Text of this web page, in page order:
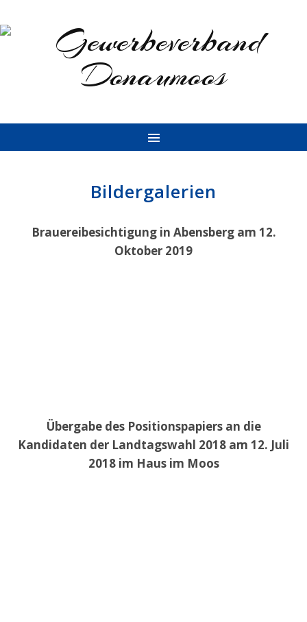
Bildergalerien
Brauereibesichtigung in Abensberg am 12.
Oktober 2019
Übergabe des Positionspapiers an die
Kandidaten der Landtagswahl 2018 am 12. Juli
2018 im Haus im Moos